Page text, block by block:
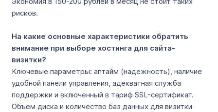
рисков.
На какие основные характеристики обратить
внимание при выборе хостинга для сайта-
визитки?
Ключевые параметры: аптайм (надежность), наличие
удобной панели управления, адекватная служба
поддержки и включенный в тариф SSL-сертификат.
Объем диска и количество баз данных для визитки